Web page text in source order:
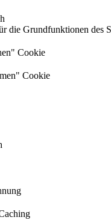
die Grundfunktionen des
Cookie
Cookie